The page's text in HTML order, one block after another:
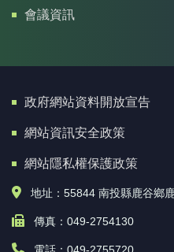
會議資訊
政府網站資料開放宣告
網站資訊安全政策
網站隱私權保護政策
地址：55844 南投縣鹿谷鄉
傳真：049-2754130